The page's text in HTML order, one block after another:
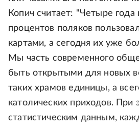
Копич считает: "Четыре года
процентов поляков
картами, а сегодня их уже
Мы часть современного
быть открытыми для новых
таких храмов единицы, а
католических приходов. При
статистическим данным,